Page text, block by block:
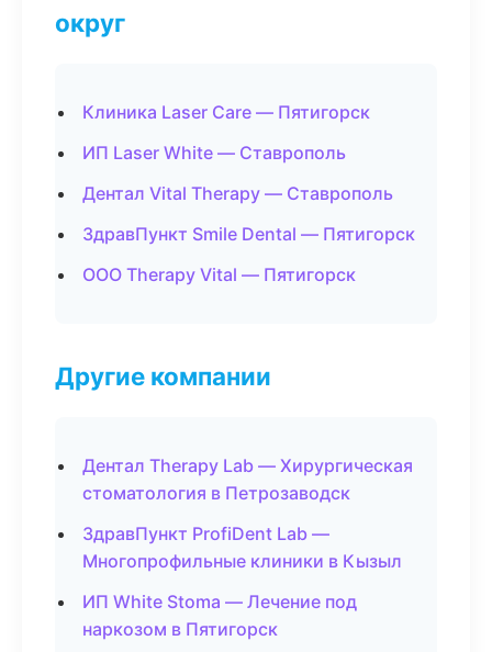
округ
Клиника Laser Care — Пятигорск
ИП Laser White — Ставрополь
Дентал Vital Therapy — Ставрополь
ЗдравПункт Smile Dental — Пятигорск
ООО Therapy Vital — Пятигорск
Другие компании
Дентал Therapy Lab — Хирургическая
стоматология в Петрозаводск
ЗдравПункт ProfiDent Lab —
Многопрофильные клиники в Кызыл
ИП White Stoma — Лечение под
наркозом в Пятигорск